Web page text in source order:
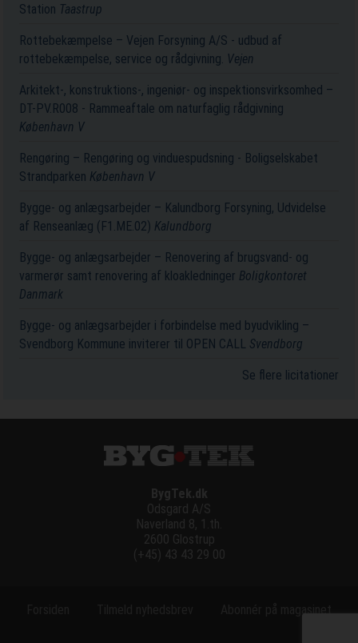
Station Taastrup
Rottebekæmpelse – Vejen Forsyning A/S - udbud af
rottebekæmpelse, service og rådgivning. Vejen
Arkitekt-, konstruktions-, ingeniør- og inspektionsvirksomhed –
DT-PV.R008 - Rammeaftale om naturfaglig rådgivning
København V
Rengøring – Rengøring og vinduespudsning - Boligselskabet
Strandparken København V
Bygge- og anlægsarbejder – Kalundborg Forsyning, Udvidelse
af Renseanlæg (F1.ME.02) Kalundborg
Bygge- og anlægsarbejder – Renovering af brugsvand- og
varmerør samt renovering af kloakledninger Boligkontoret
Danmark
Bygge- og anlægsarbejder i forbindelse med byudvikling –
Svendborg Kommune inviterer til OPEN CALL Svendborg
Se flere licitationer
BygTek.dk
Odsgard A/S
Naverland 8, 1.th.
2600 Glostrup
(+45) 43 43 29 00